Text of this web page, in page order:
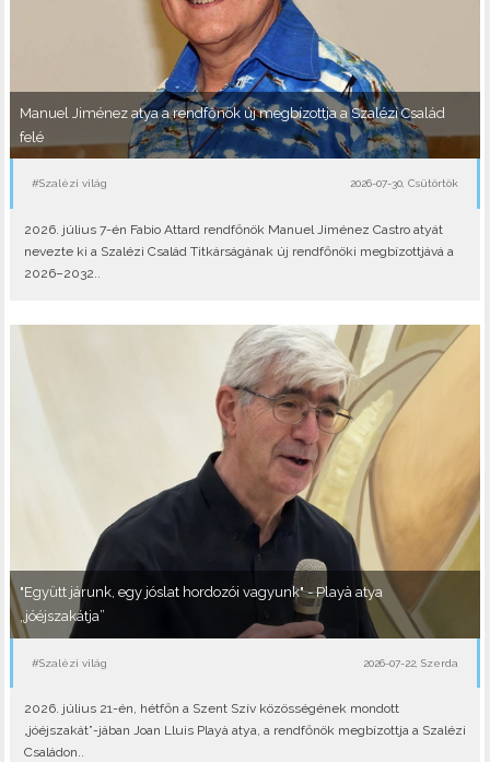
Manuel Jiménez atya a rendfőnök új megbízottja a Szalézi Család
felé
#Szalézi világ 2026-07-30, Csütörtök
2026. július 7-én Fabio Attard rendfőnök Manuel Jiménez Castro atyát
nevezte ki a Szalézi Család Titkárságának új rendfőnöki megbízottjává a
2026–2032..
"Együtt járunk, egy jóslat hordozói vagyunk" - Playà atya
„jóéjszakátja”
#Szalézi világ 2026-07-22, Szerda
2026. július 21-én, hétfőn a Szent Szív közösségének mondott
„jóéjszakát”-jában Joan Lluis Playà atya, a rendfőnök megbízottja a Szalézi
Családon..